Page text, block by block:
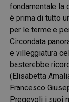
fondamentale la
è prima di tutto
per le terme e
Circondata
e villeggiatura
basterebbe
(Elisabetta
Francesco
Pregevoli i suoi